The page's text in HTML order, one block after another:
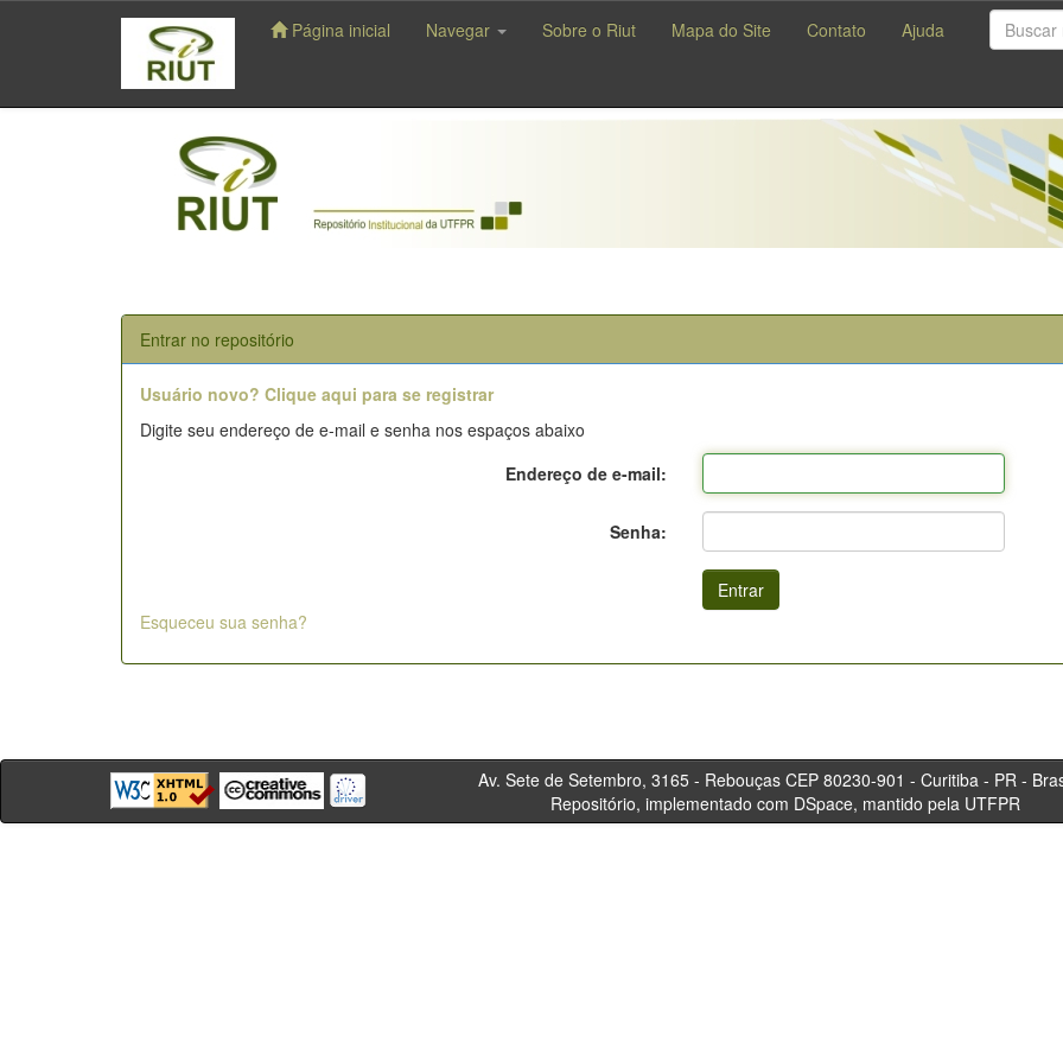
navigation
Página inicial Navegar Sobre o Riut Mapa do Site Contato Ajuda
Entrar no repositório
Usuário novo? Clique aqui para se registrar
Digite seu endereço de e-mail e senha nos espaços abaixo
Endereço de e-mail:
Senha:
Esqueceu sua senha?
Av. Sete de Setembro, 3165 - Rebouças CEP 80230-901 -
Repositório, implementado com DSpace, mantido pela UTFPR